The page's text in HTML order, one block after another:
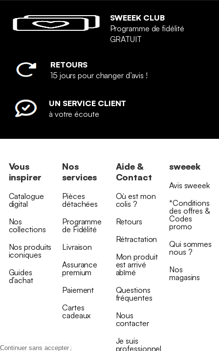
Continuer sans accepter
SWEEEK CLUB
Programme de fidélité
GRATUIT
RETOURS
15 jours pour changer d’avis !
UN SERVICE CLIENT
à votre écoute
Vous
inspirer
Catalogue
digital
Nos
collections
Nos produits
iconiques
Guides
d’achat
Nos
services
Pièces
détachées
Programme
de Fidélité
Livraison
Assurance
premium
Paiement
Cartes
cadeaux
Aide &
Contact
Où est mon
colis ?
Retours
Rétractation
Mon produit
est arrivé
abîmé
Questions
fréquentes
Nous
contacter
Je suis
professionnel
sweeek
Avis sweeek
*Conditions
des offres &
Codes
promo
Qui sommes
nous ?
Nos
magasins